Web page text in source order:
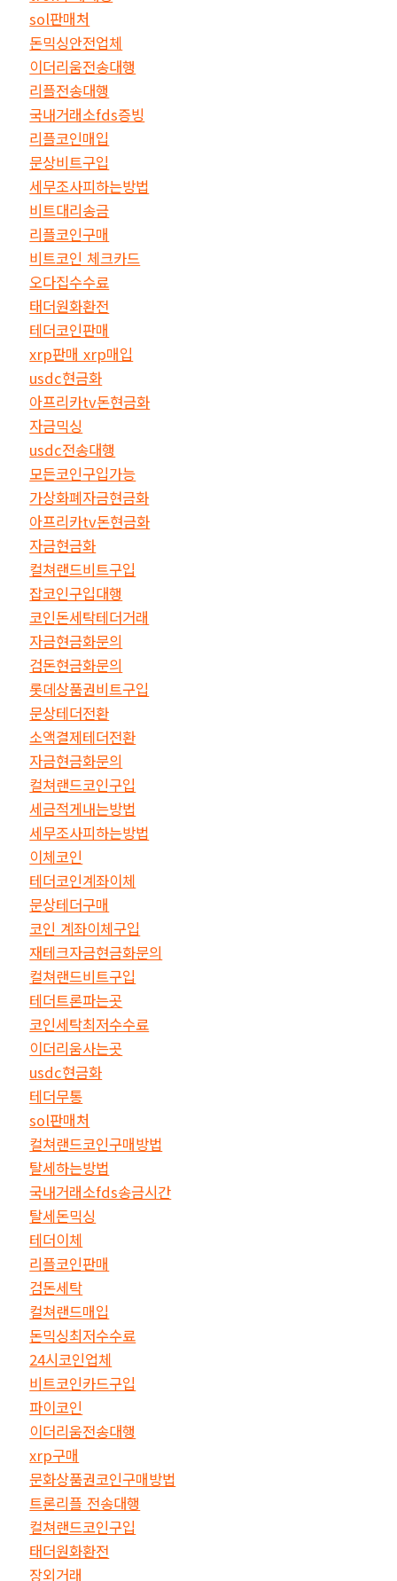
sol판매처
돈믹싱안전업체
이더리움전송대행
리플전송대행
국내거래소fds증빙
리플코인매입
문상비트구입
세무조사피하는방법
비트대리송금
리플코인구매
비트코인 체크카드
오다집수수료
태더원화환전
테더코인판매
xrp판매 xrp매입
usdc현금화
아프리카tv돈현금화
자금믹싱
usdc전송대행
모든코인구입가능
가상화폐자금현금화
아프리카tv돈현금화
자금현금화
컬쳐랜드비트구입
잡코인구입대행
코인돈세탁테더거래
자금현금화문의
검돈현금화문의
롯데상품권비트구입
문상테더전환
소액결제테더전환
자금현금화문의
컬쳐랜드코인구입
세금적게내는방법
세무조사피하는방법
이체코인
테더코인계좌이체
문상테더구매
코인 계좌이체구입
재테크자금현금화문의
컬쳐랜드비트구입
테더트론파는곳
코인세탁최저수수료
이더리움사는곳
usdc현금화
테더무통
sol판매처
컬쳐랜드코인구매방법
탈세하는방법
국내거래소fds송금시간
탈세돈믹싱
테더이체
리플코인판매
검돈세탁
컬쳐랜드매입
돈믹싱최저수수료
24시코인업체
비트코인카드구입
파이코인
이더리움전송대행
xrp구매
문화상품권코인구매방법
트론리플 전송대행
컬쳐랜드코인구입
태더원화환전
장외거래